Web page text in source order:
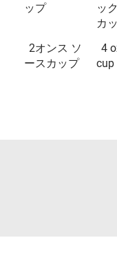
ップ
ッ
カ
2オンス ソ
ースカップ
4
cup